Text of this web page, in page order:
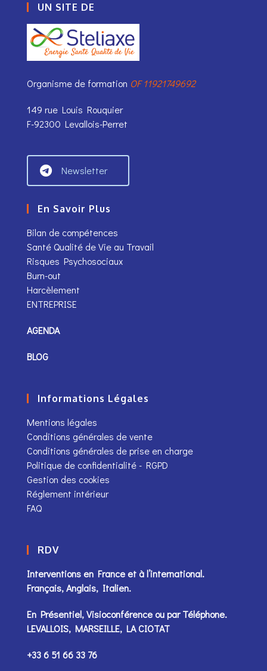
UN SITE DE
Organisme de formation OF 11921749692
149 rue Louis Rouquier
F-92300 Levallois-Perret
Newsletter
En Savoir Plus
Bilan de compétences
Santé Qualité de Vie au Travail
Risques Psychosociaux
Burn-out
Harcèlement
ENTREPRISE
AGENDA
BLOG
Informations Légales
Mentions légales
Conditions générales de vente
Conditions générales de prise en charge
Politique de confidentialité - RGPD
Gestion des cookies
Réglement intérieur
FAQ
RDV
Interventions en France et à l’international.
Français, Anglais, Italien.
En Présentiel, Visioconférence ou parTéléphone.
LEVALLOIS, MARSEILLE, LA CIOTAT
+33 6 51 66 33 76